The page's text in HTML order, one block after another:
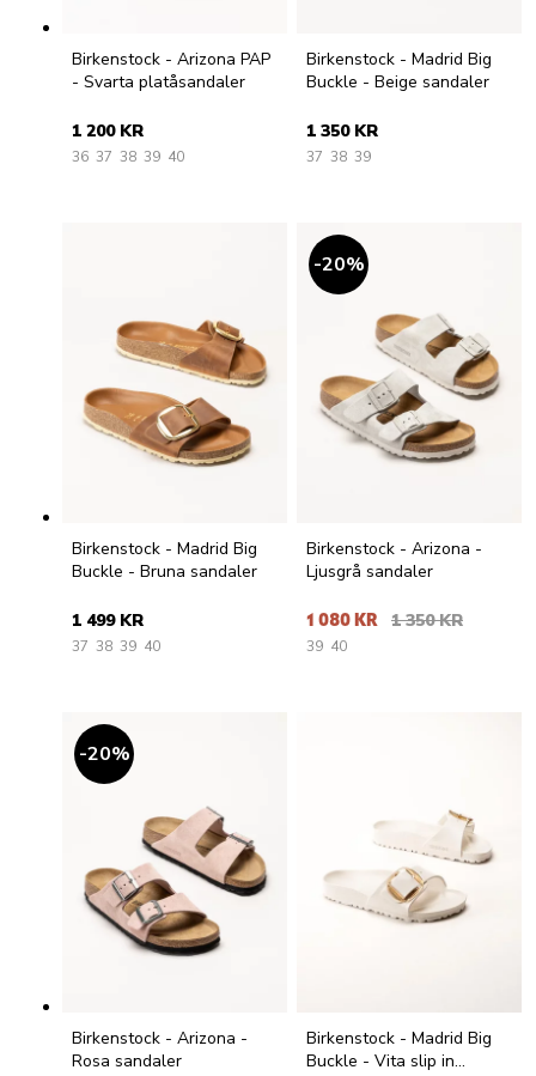
Birkenstock - Arizona PAP
- Svarta platåsandaler
1 200 KR
36 37 38 39 40
Birkenstock - Madrid Big
Buckle - Beige sandaler
1 350 KR
37 38 39
Birkenstock - Madrid Big
Buckle - Bruna sandaler
1 499 KR
37 38 39 40
20%
Birkenstock - Arizona -
Ljusgrå sandaler
1 080 KR 1 350 KR
39 40
20%
Birkenstock - Arizona -
Rosa sandaler
Birkenstock - Madrid Big
Buckle - Vita slip in